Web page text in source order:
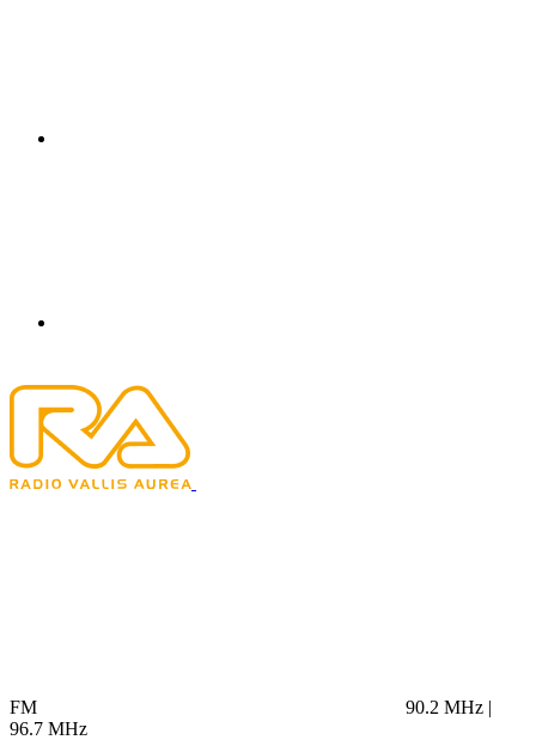
FM
90.2 MHz |
96.7 MHz